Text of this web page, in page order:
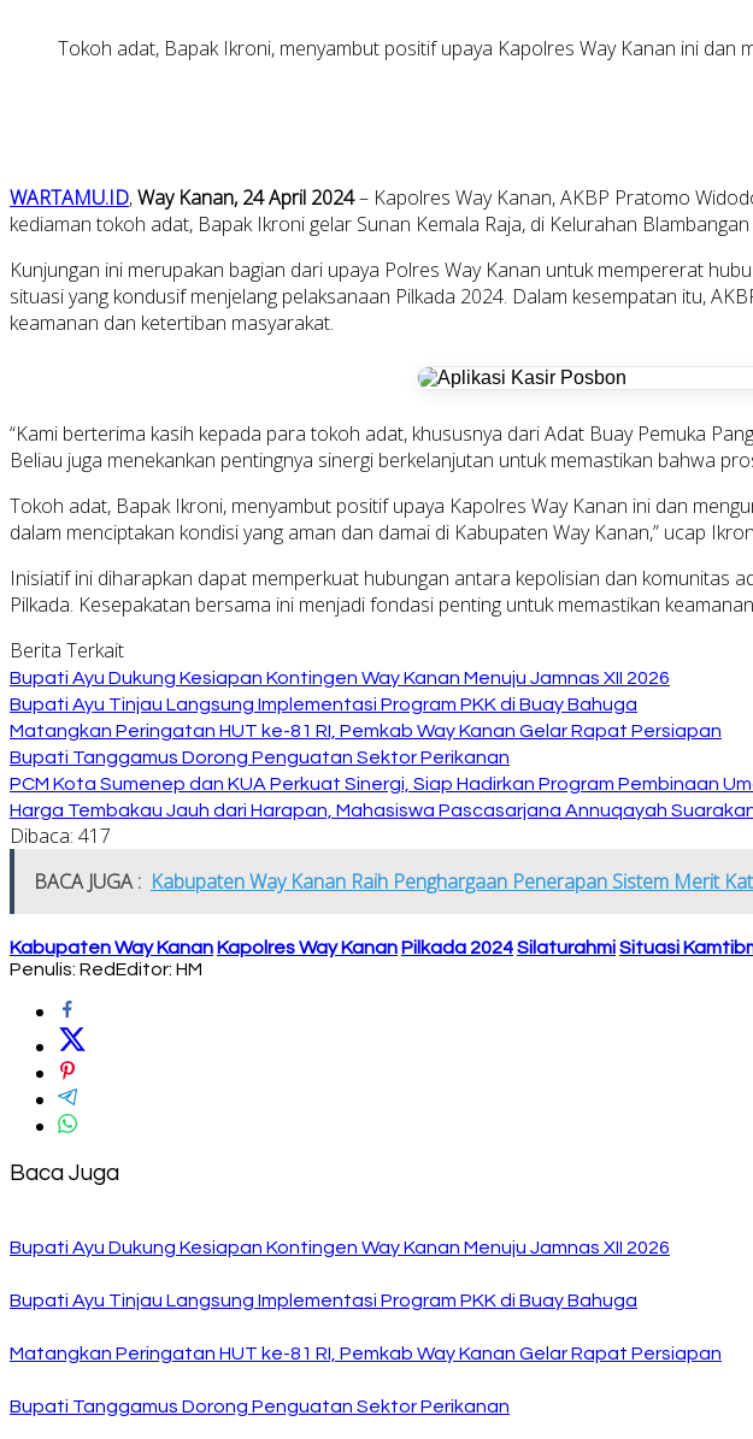
Tokoh adat, Bapak Ikroni, menyambut positif upaya Kapolres Way Kanan ini dan
WARTAMU.ID,Way Kanan, 24 April 2024– Kapolres Way Kanan, AKBP Pratomo
kediaman tokoh adat, Bapak Ikroni gelar Sunan Kemala Raja, di Kelurahan
Kunjungan ini merupakan bagian dari upaya Polres Way Kanan untuk mempererat
situasi yang kondusif menjelang pelaksanaan Pilkada 2024. Dalam kesempatan itu,
keamanan dan ketertiban masyarakat.
“Kami berterima kasih kepada para tokoh adat, khususnya dari Adat Buay Pemuka
Beliau juga menekankan pentingnya sinergi berkelanjutan untuk memastikan bahwa
Tokoh adat, Bapak Ikroni, menyambut positif upaya Kapolres Way Kanan ini dan
dalam menciptakan kondisi yang aman dan damai di Kabupaten Way Kanan,” ucap
Inisiatif ini diharapkan dapat memperkuat hubungan antara kepolisian dan komunitas
Pilkada. Kesepakatan bersama ini menjadi fondasi penting untuk memastikan
Berita Terkait
Bupati Ayu Dukung Kesiapan Kontingen Way Kanan Menuju Jamnas XII 2026
Bupati Ayu Tinjau Langsung Implementasi Program PKK di Buay Bahuga
Matangkan Peringatan HUT ke-81 RI, Pemkab Way Kanan Gelar Rapat Persiapan
Bupati Tanggamus Dorong Penguatan Sektor Perikanan
PCM Kota Sumenep dan KUA Perkuat Sinergi, Siap Hadirkan Program Pembinaan
Harga Tembakau Jauh dari Harapan, Mahasiswa Pascasarjana Annuqayah
Dibaca: 417
BACA JUGA : Kabupaten Way Kanan Raih Penghargaan Penerapan Sistem Merit
Kabupaten Way Kanan Kapolres Way Kanan Pilkada 2024SilaturahmiSituasi
Penulis: RedEditor: HM
Baca Juga
Bupati Ayu Dukung Kesiapan Kontingen Way Kanan Menuju Jamnas XII 2026
Bupati Ayu Tinjau Langsung Implementasi Program PKK di Buay Bahuga
Matangkan Peringatan HUT ke-81 RI, Pemkab Way Kanan Gelar Rapat Persiapan
Bupati Tanggamus Dorong Penguatan Sektor Perikanan